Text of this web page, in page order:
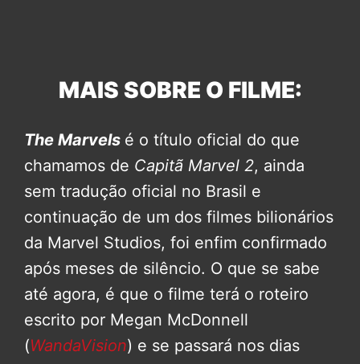
MAIS SOBRE O FILME:
The Marvels é o título oficial do que
chamamos de Capitã Marvel 2, ainda
sem tradução oficial no Brasil e
continuação de um dos filmes bilionários
da Marvel Studios, foi enfim confirmado
após meses de silêncio. O que se sabe
até agora, é que o filme terá o roteiro
escrito por Megan McDonnell
(WandaVision) e se passará nos dias